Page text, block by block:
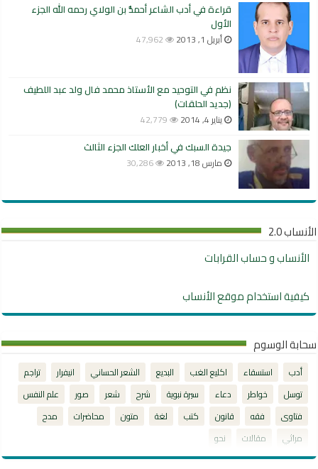
قراءة في أدب الشاعر أحمدُّ بن الولاي رحمه الله الجزء
الأول
أبريل 1, 2013 47,962
نظم في التوحيد مع الأستاذ محمد فال ولد عبد اللطيف
(جديد الحلقات)
يناير 4, 2014 42,779
جيدة السبك في أخبار العلك الجزء الثالث
مارس 18, 2013 30,286
الأنساب 2.0
الأنساب و حساب القرابات
كيفية استخدام موقع الأنساب
سحابة الوسوم
أدب استسقاء اكليع الغب البديع الشعر الحساني انيفرار
تراجم
توسل
خواطر دعاء سيرة نبوية شرح شعر صور
علم النفس
فتاوى
فقه قانون كتب لغة متون محاضرات
مدح
مراثي
مقالات نحو